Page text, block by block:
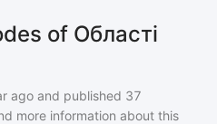
of Області
ago and published 37
more information about this